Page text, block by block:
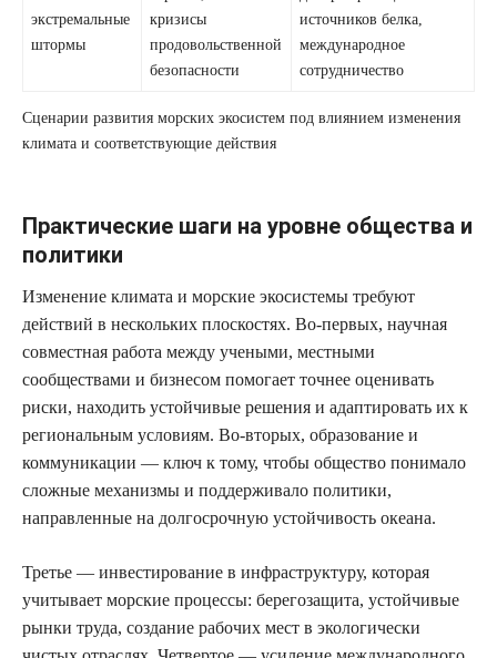
Сценарии развития морских экосистем под влиянием изменения
климата и соответствующие действия
экстремальные
штормы
кризисы
продовольственной
безопасности
источников белка,
международное
сотрудничество
Практические шаги на уровне общества и
политики
Изменение климата и морские экосистемы требуют
действий в нескольких плоскостях. Во-первых, научная
совместная работа между учеными, местными
сообществами и бизнесом помогает точнее оценивать
риски, находить устойчивые решения и адаптировать их к
региональным условиям. Во-вторых, образование и
коммуникации — ключ к тому, чтобы общество понимало
сложные механизмы и поддерживало политики,
направленные на долгосрочную устойчивость океана.
Третье — инвестирование в инфраструктуру, которая
учитывает морские процессы: берегозащита, устойчивые
рынки труда, создание рабочих мест в экологически